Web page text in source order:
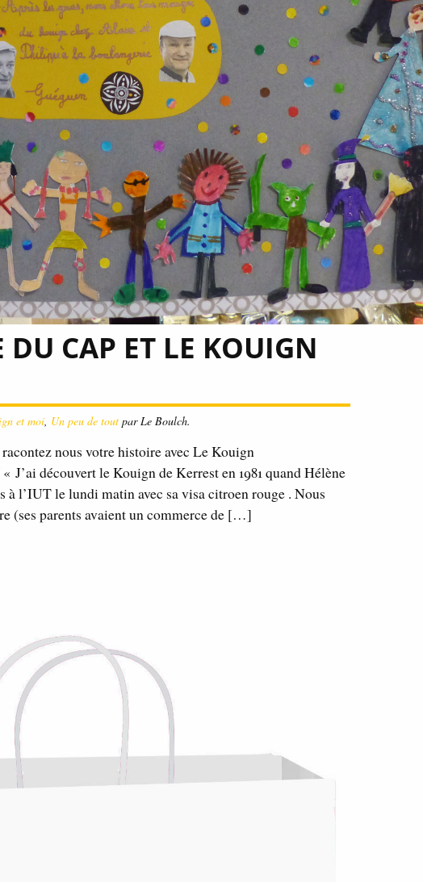
DU CAP ET LE KOUIGN
et moi, Un peu de toutpar Le Boulch.
nous votre histoire avec Le Kouign
découvert le Kouign de Kerrest en 1981 quand Hélène
l’IUT le lundi matin avec sa visa citroen rouge . Nous
(ses parents avaient un commerce de […]